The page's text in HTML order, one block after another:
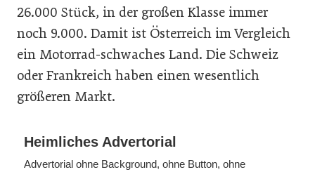
26.000 Stück, in der großen Klasse immer
noch 9.000. Damit ist Österreich im Vergleich
ein Motorrad-schwaches Land. Die Schweiz
oder Frankreich haben einen wesentlich
größeren Markt.
Heimliches Advertorial
Advertorial ohne Background, ohne Button, ohne